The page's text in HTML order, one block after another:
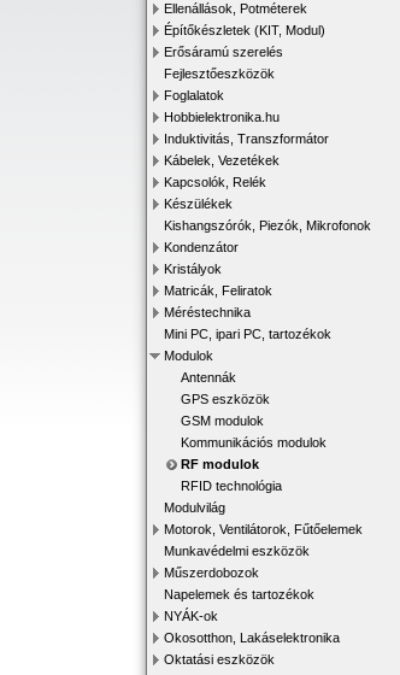
Ellenállások, Potméterek
Építőkészletek (KIT, Modul)
Erősáramú szerelés
Fejlesztőeszközök
Foglalatok
Hobbielektronika.hu
Induktivitás, Transzformátor
Kábelek, Vezetékek
Kapcsolók, Relék
Készülékek
Kishangszórók, Piezók, Mikrofonok
Kondenzátor
Kristályok
Matricák, Feliratok
Méréstechnika
Mini PC, ipari PC, tartozékok
Modulok
Antennák
GPS eszközök
GSM modulok
Kommunikációs modulok
RF modulok
RFID technológia
Modulvilág
Motorok, Ventilátorok, Fűtőelemek
Munkavédelmi eszközök
Műszerdobozok
Napelemek és tartozékok
NYÁK-ok
Okosotthon, Lakáselektronika
Oktatási eszközök